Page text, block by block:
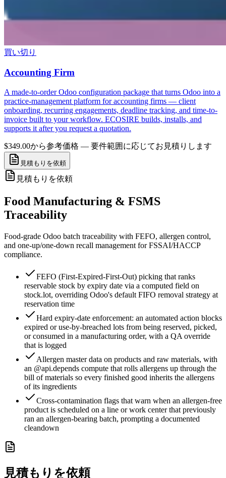
買い切り
Accounting Firm
A made-to-order Odoo configuration package that turns Odoo into a
practice-management platform for accounting firms — client
onboarding, recurring engagements, deadline tracking, and time-to-
invoice built to your workflow. ECOSIRE builds, installs, and
supports it after you request a quotation.
$349.00から参考価格 — 要件範囲に応じてお見積りします
見積もりを依頼
見積もりを依頼
Food Manufacturing & FSMS
Traceability
Food-grade Odoo batch traceability with FEFO, allergen control,
and one-up/one-down recall management for FSSAI/HACCP
compliance.
FEFO (First-Expired-First-Out) picking that ranks
reservable stock by expiry date via a computed field on
stock.lot, overriding Odoo's default FIFO removal strategy at
reservation time
Hard expiry-date enforcement: an automated action blocks
expired or use-by-breached lots from being reserved, picked,
or consumed in a manufacturing order, with a QA override
that is logged
Allergen master data on products and raw materials, with
an @api.depends compute that rolls allergens up through the
bill of materials so every finished good inherits the allergens
of its ingredients
Cross-contamination flags that warn when an allergen-free
product is scheduled on a line or work center that previously
ran an allergen-bearing batch, prompting a documented
cleandown
見積もりを依頼